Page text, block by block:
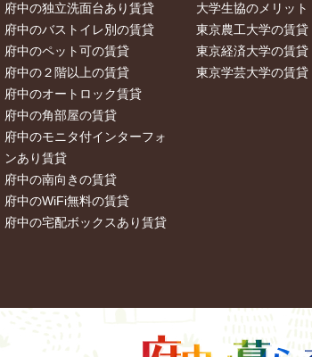
府中の独立洗面台あり賃貸
府中のバストイレ別の賃貸
府中のペット可の賃貸
府中の２階以上の賃貸
府中のオートロック賃貸
府中の角部屋の賃貸
府中のモニタ付インターフォ
ンあり賃貸
府中の南向きの賃貸
府中のWiFi無料の賃貸
府中の宅配ボックスあり賃貸
大学生協のメリット
東京農工大学の賃貸
東京経済大学の賃貸
東京学芸大学の賃貸